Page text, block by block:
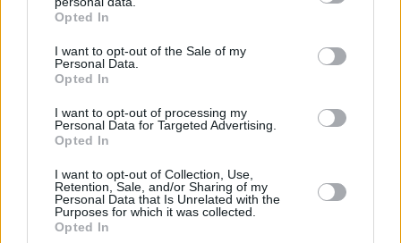
grant or deny consent to Google and its third-party tags to
use your data for below specified purposes in below Google
consent section.
Opted In
I want to opt-out of the Sale of my
Personal Data.
Opted In
I want to opt-out of processing my
Personal Data for Targeted Advertising.
Opted In
I want to opt-out of Collection, Use,
Retention, Sale, and/or Sharing of my
Personal Data that Is Unrelated with the
Purposes for which it was collected.
Opted In
κάτι που έχει ήδη προκαλέσει την αντίδραση
των συνδικαλιστών της πρώην ΠΟΣΠΕΡΤ. Ο
πρώτην πρόεδρος της ΠΟΣΠΕΡΤ Παναγιώτης
Καλφαγιάννης θεωρεί ότι ο αγώνας τους
την ΕΡΤ Open θεωρούν ότι η νέα ΕΡΤ θα
έπρεπε να έχει περισσότερα στοιχεία
αυτοδιαχείρισης μετά και την εμπειρία των δύο
ετών που έχουν αποκομίσει.